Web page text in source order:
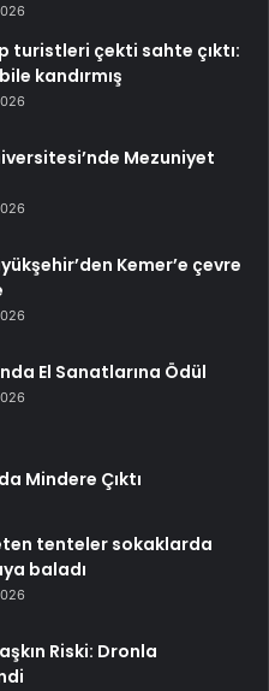
turistleri çekti sahte çıktı:
kandırmış
Mezuniyet
Kemer’e çevre
El Sanatlarına Ödül
Mindere Çıktı
tenteler sokaklarda
baladı
Riski: Dronla